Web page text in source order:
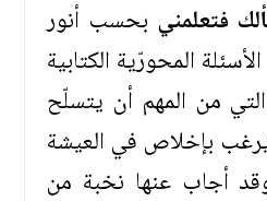
فتعلمني بحسب أنور
المحورّية الكتابية
التي من المهم أن يتسلّح
بإخلاص في العيشة
أجاب عنها نخبة من